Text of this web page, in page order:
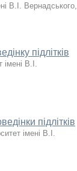
В.І. Вернадського,
підлітків
імені В.І.
підлітків
імені В.І.